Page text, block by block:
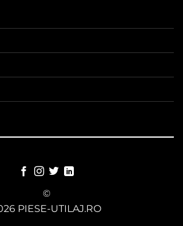
©
PIESE-UTILAJ.RO